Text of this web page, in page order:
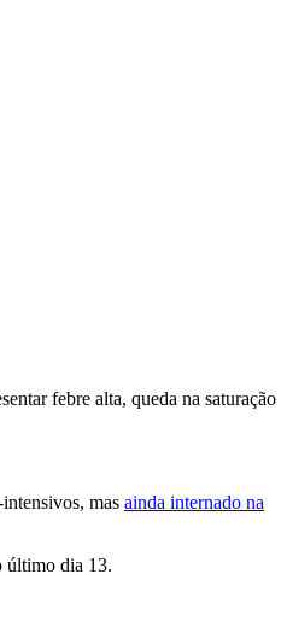
febre alta, queda na saturação
mas ainda internado na
último dia 13.